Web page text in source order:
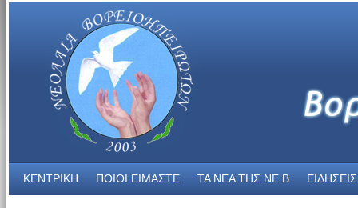
ΚΕΝΤΡΙΚΗ ΠΟΙΟΙ ΕΙΜΑΣΤΕ ΤΑ ΝΕΑ THΣ NE.B ΕΙΔΗΣΕΙΣ